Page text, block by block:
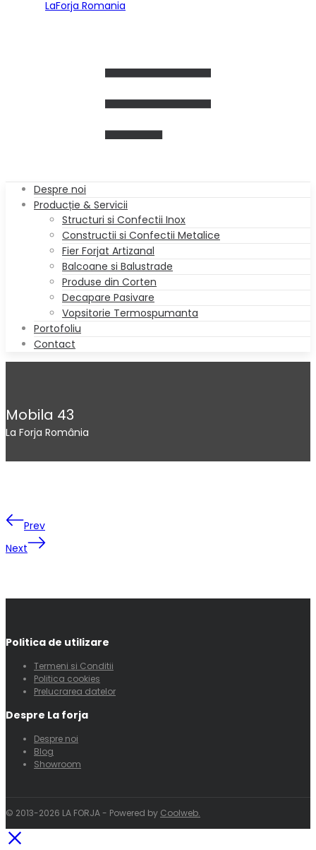
Despre noi
Producție & Servicii
Structuri si Confectii Inox
Constructii si Confectii Metalice
Fier Forjat Artizanal
Balcoane si Balustrade
Produse din Corten
Decapare Pasivare
Vopsitorie Termospumanta
Portofoliu
Contact
Mobila 43
La Forja România
Prev
Next
Politica de utilizare
Termeni si Conditii
Politica cookies
Prelucrarea datelor
Despre La forja
Despre noi
Blog
Showroom
© 2013-2026 LA FORJA - Powered by Coolweb.